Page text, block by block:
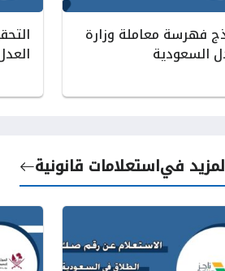
فهرسة معاملة وزارة
السعودية
فياستعلامات قانونية